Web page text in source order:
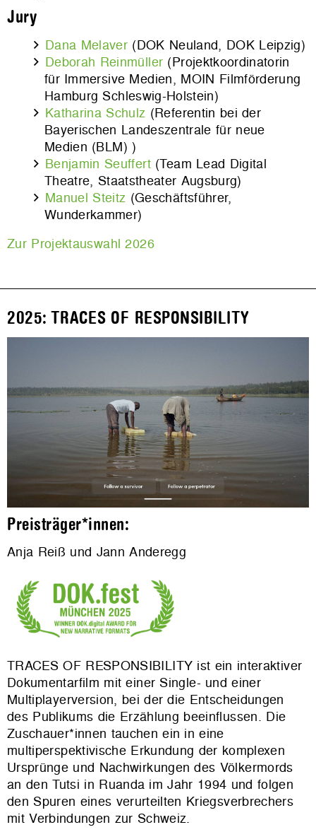
Jury
Dana Melaver (DOK Neuland, DOK Leipzig)
Deborah Reinmüller (Projektkoordinatorin
für Immersive Medien, MOIN Filmförderung
Hamburg Schleswig-Holstein)
Katharina Schulz (Referentin bei der
Bayerischen Landeszentrale für neue
Medien (BLM) )
Benjamin Seuffert(Team Lead Digital
Theatre, Staatstheater Augsburg)
Manuel Steitz (Geschäftsführer,
Wunderkammer)
Zur Projektauswahl 2026
2025: TRACES OF RESPONSIBILITY
Preisträger*innen:
Anja Reiß und Jann Anderegg
TRACES OF RESPONSIBILITY ist ein interaktiver
Dokumentarfilm mit einer Single- und einer
Multiplayerversion, bei der die Entscheidungen
des Publikums die Erzählung beeinflussen. Die
Zuschauer*innen tauchen ein in eine
multiperspektivische Erkundung der komplexen
Ursprünge und Nachwirkungen des Völkermords
an den Tutsi in Ruanda im Jahr 1994 und folgen
den Spuren eines verurteilten Kriegsverbrechers
mit Verbindungen zur Schweiz.